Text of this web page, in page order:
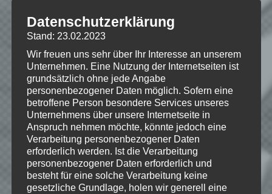
Wie gefällt dir dieser Beitrag?
Klicke hier und lasse
eine Bewertung da!
Schreibe einen Kommentar
Deine E-Mail-Adresse wird nicht
veröffentlicht. Erforderliche Felder
sind mit*markiert
Kommentar*
Datenschutzerklärung
Stand: 23.02.2023
Wir freuen uns sehr über Ihr Interesse an unserem
Unternehmen. Eine Nutzung der Internetseiten ist
grundsätzlich ohne jede Angabe
personenbezogener Daten möglich. Sofern eine
betroffene Person besondere Services unseres
Unternehmens über unsere Internetseite in
Anspruch nehmen möchte, könnte jedoch eine
Verarbeitung personenbezogener Daten
erforderlich werden. Ist die Verarbeitung
personenbezogener Daten erforderlich und
besteht für eine solche Verarbeitung keine
gesetzliche Grundlage, holen wir generell eine